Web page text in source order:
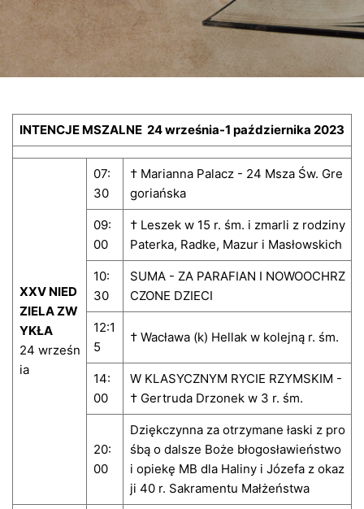
INTENCJE MSZALNE 24 września-1 października 2023
XXV NIED
ZIELA ZW
YKŁA
24 wrześn
ia
07:
30
† Marianna Palacz - 24 Msza Św. Gre
goriańska
09:
00
† Leszek w 15 r. śm. i zmarli z rodziny
Paterka, Radke, Mazur i Masłowskich
10:
30
SUMA - ZA PARAFIAN I NOWOOCHRZ
CZONE DZIECI
12:1
5
† Wacława (k) Hellak w kolejną r. śm.
14:
00
W KLASYCZNYM RYCIE RZYMSKIM -
† Gertruda Drzonek w 3 r. śm.
20:
00
Dziękczynna za otrzymane łaski z pro
śbą o dalsze Boże błogosławieństwo
i opiekę MB dla Haliny i Józefa z okaz
ji 40 r. Sakramentu Małżeństwa